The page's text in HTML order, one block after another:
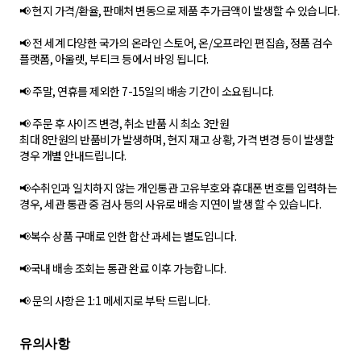
📢 현지 가격/환율, 판매처 변동으로 제품 추가금액이 발생할 수 있습니다.
📢 전 세계 다양한 국가의 온라인 스토어, 온/오프라인 편집숍, 정품 검수
플랫폼, 아울렛, 부티크 등에서 바잉 됩니다.
📢 주말, 연휴를 제외한 7-15일의 배송 기간이 소요됩니다.
📢 주문 후 사이즈 변경, 취소 반품 시 최소 3만원
최대 8만원의 반품비가 발생하며, 현지 재고 상황, 가격 변경 등이 발생할
경우 개별 안내드립니다.
📢수취인과 일치하지 않는 개인통관 고유부호와 휴대폰 번호를 입력하는
경우, 세관 통관 중 검사 등의 사유로 배송 지연이 발생 할 수 있습니다.
📢복수 상품 구매로 인한 합산 과세는 별도입니다.
📢국내 배송 조회는 통관 완료 이후 가능합니다.
📢 문의 사항은 1:1 메세지로 부탁 드립니다.
유의사항